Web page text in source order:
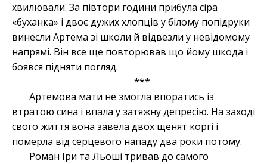
хвилювали. За півтори години прибула сіра
«буханка» і двоє дужих хлопців у білому попідруки
винесли Артема зі школи й відвезли у невідомому
напрямі. Він все ще повторював що йому шкода і
боявся підняти погляд.
***
Артемова мати не змогла впоратись із
втратою сина і впала у затяжну депресію. На заході
свого життя вона завела двох щенят коргі і
померла від серцевого нападу два роки потому.
Роман Іри та Льоші тривав до самого